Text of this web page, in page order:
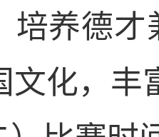
培养德
文化，丰